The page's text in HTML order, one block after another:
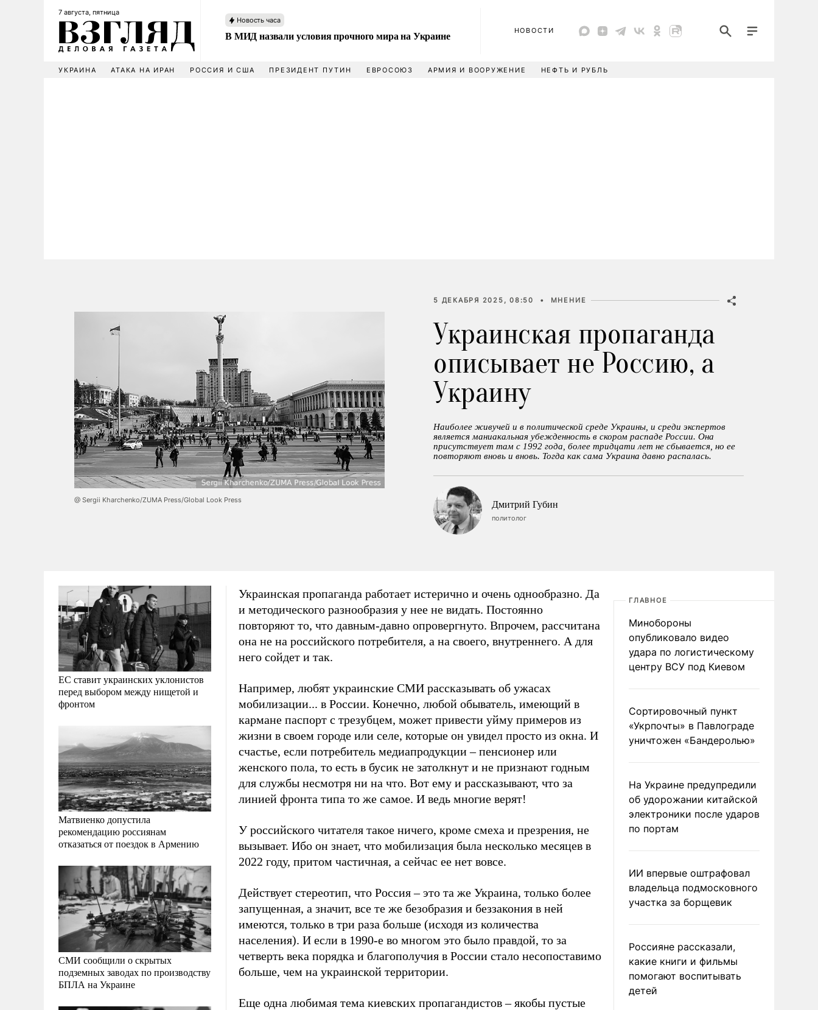
7 августа, пятница
Новость часа
В МИД назвали условия прочного мира на Украине НОВОСТИ
УКРАИНА АТАКА НА ИРАН РОССИЯ И США ПРЕЗИДЕНТ ПУТИН ЕВРОСОЮЗ АРМИЯ И ВООРУЖЕНИЕ НЕФТЬ И РУБЛЬ
@ Sergii Kharchenko/ZUMA Press/Global Look Press
5 ДЕКАБРЯ 2025, 08:50 • МНЕНИЕ
Украинская пропаганда
описывает не Россию, а
Украину
Наиболее живучей и в политической среде Украины, и среди экспертов
является маниакальная убежденность в скором распаде России. Она
присутствует там с 1992 года, более тридцати лет не сбывается, но ее
повторяют вновь и вновь. Тогда как сама Украина давно распалась.
Дмитрий Губин
политолог
ЕС ставит украинских уклонистов
перед выбором между нищетой и
фронтом
Матвиенко допустила
рекомендацию россиянам
отказаться от поездок в Армению
СМИ сообщили о скрытых
подземных заводах по производству
БПЛА на Украине
Украинская пропаганда работает истерично и очень однообразно. Да
и методического разнообразия у нее не видать. Постоянно
повторяют то, что давным-давно опровергнуто. Впрочем, рассчитана
она не на российского потребителя, а на своего, внутреннего. А для
него сойдет и так.
Например, любят украинские СМИ рассказывать об ужасах
мобилизации... в России. Конечно, любой обыватель, имеющий в
кармане паспорт с трезубцем, может привести уйму примеров из
жизни в своем городе или селе, которые он увидел просто из окна. И
счастье, если потребитель медиапродукции – пенсионер или
женского пола, то есть в бусик не затолкнут и не признают годным
для службы несмотря ни на что. Вот ему и рассказывают, что за
линией фронта типа то же самое. И ведь многие верят!
У российского читателя такое ничего, кроме смеха и презрения, не
вызывает. Ибо он знает, что мобилизация была несколько месяцев в
2022 году, притом частичная, а сейчас ее нет вовсе.
Действует стереотип, что Россия – это та же Украина, только более
запущенная, а значит, все те же безобразия и беззакония в ней
имеются, только в три раза больше (исходя из количества
населения). И если в 1990-е во многом это было правдой, то за
четверть века порядка и благополучия в России стало несопоставимо
больше, чем на украинской территории.
Еще одна любимая тема киевских пропагандистов – якобы пустые
ГЛАВНОЕ
Минобороны
опубликовало видео
удара по логистическому
центру ВСУ под Киевом
Сортировочный пункт
«Укрпочты» в Павлограде
уничтожен «Бандеролью»
На Украине предупредили
об удорожании китайской
электроники после ударов
по портам
ИИ впервые оштрафовал
владельца подмосковного
участка за борщевик
Россияне рассказали,
какие книги и фильмы
помогают воспитывать
детей